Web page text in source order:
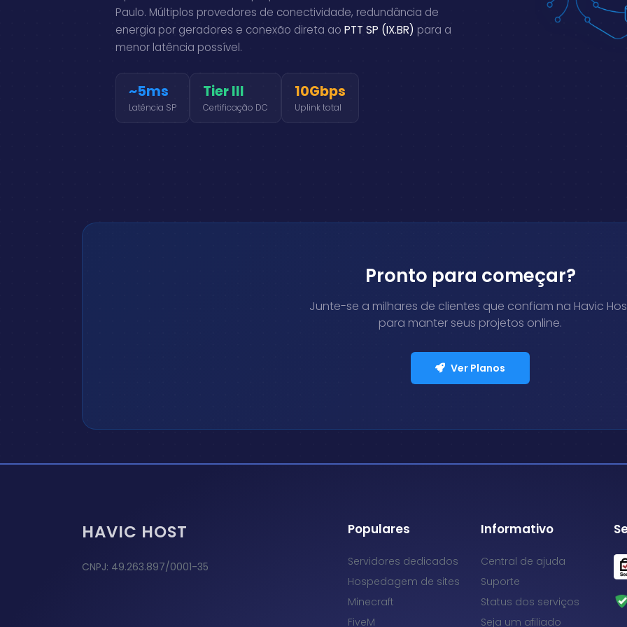
Paulo. Múltiplos provedores de conectividade, redundância de
energia por geradores e conexão direta ao PTT SP (IX.BR) para a
menor latência possível.
~5ms
Latência SP
Tier III
Certificação DC
10Gbps
Uplink total
Pronto para começar?
Junte-se a milhares de clientes que confiam na Havic
para manter seus projetos online.
Ver Planos
HAVIC HOST
CNPJ: 49.263.897/0001-35
Populares
Servidores dedicados
Hospedagem de sites
Minecraft
FiveM
Informativo
Central de ajuda
Suporte
Status dos serviços
Seja um afiliado